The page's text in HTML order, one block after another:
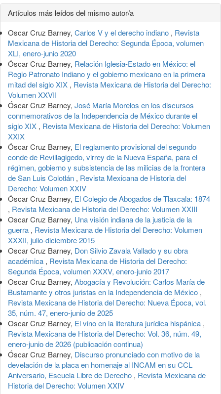
Detalles
del
artículo
Artículos más leídos del mismo autor/a
Oscar Cruz Barney, Carlos V y el derecho indiano , Revista
Mexicana de Historia del Derecho: Segunda Época, volumen
XLI, enero-junio 2020
Óscar Cruz Barney, Relación Iglesia-Estado en México: el
Regio Patronato Indiano y el gobierno mexicano en la primera
mitad del siglo XIX , Revista Mexicana de Historia del Derecho:
Volumen XXVII
Óscar Cruz Barney, José María Morelos en los discursos
conmemorativos de la Independencia de México durante el
siglo XIX , Revista Mexicana de Historia del Derecho: Volumen
XXIX
Óscar Cruz Barney, El reglamento provisional del segundo
conde de Revillagigedo, virrey de la Nueva España, para el
régimen, gobierno y subsistencia de las milicias de la frontera
de San Luis Colotlán , Revista Mexicana de Historia del
Derecho: Volumen XXIV
Óscar Cruz Barney, El Colegio de Abogados de Tlaxcala: 1874
, Revista Mexicana de Historia del Derecho: Volumen XXIII
Oscar Cruz Barney, Una visión indiana de la justicia de la
guerra , Revista Mexicana de Historia del Derecho: Volumen
XXXII, julio-diciembre 2015
Oscar Cruz Barney, Don Silvio Zavala Vallado y su obra
académica , Revista Mexicana de Historia del Derecho:
Segunda Época, volumen XXXV, enero-junio 2017
Oscar Cruz Barney, Abogacía y Revolución: Carlos María de
Bustamante y otros juristas en la Independencia de México ,
Revista Mexicana de Historia del Derecho: Nueva Época, vol.
35, núm. 47, enero-junio de 2025
Oscar Cruz Barney, El vino en la literatura jurídica hispánica ,
Revista Mexicana de Historia del Derecho: Vol. 36, núm. 49,
enero-junio de 2026 (publicación continua)
Óscar Cruz Barney, Discurso pronunciado con motivo de la
develación de la placa en homenaje al INCAM en su CCL
Aniversario, Escuela Libre de Derecho , Revista Mexicana de
Historia del Derecho: Volumen XXIV